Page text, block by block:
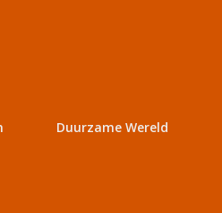
Duurzame Wereld